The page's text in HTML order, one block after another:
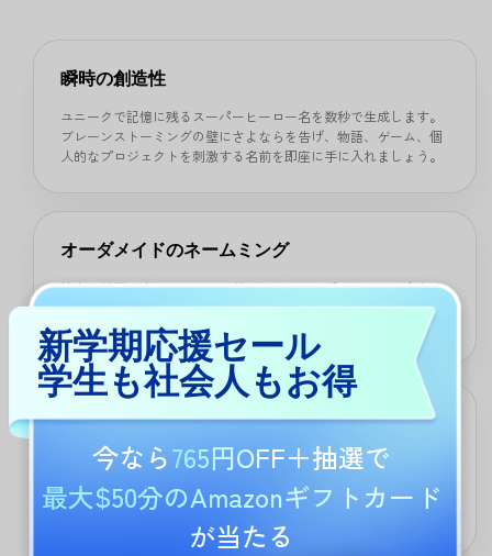
瞬時の創造性
ユニークで記憶に残るスーパーヒーロー名を数秒で生成します。
ブレーンストーミングの壁にさよならを告げ、物語、ゲーム、個
人的なプロジェクトを刺激する名前を即座に手に入れましょう。
オーダメイドのネームミング
能力、特徴、またはテーマに基づいて、スーパーヒーロー名をオ
ーダーメイドで作成します。スタイル、トーン、個性をビジョン
に合わせて調整し、真に唯一無二のヒーローを生み出します。
あらゆる用途への汎用性
作家、ゲーマー、学生、ソーシャルメディアクリエイターなど、
業のプロジェクト、アバター、または魅力的なオンラインコンテ
新学期応援セール
学生も社会人もお得
今なら765円OFF＋抽選で
最大$50分のAmazonギフトカード
が当たる